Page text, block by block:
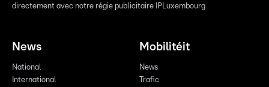
directement avec notre régie publicitaire IPLuxembourg
News
National
International
Mobilitéit
News
Trafic